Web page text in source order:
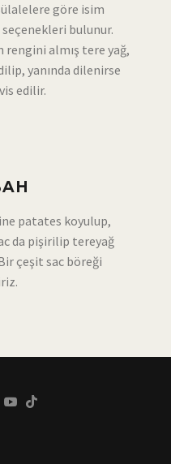
göre isim
bulunur.
rengini almış tere yağ,
yanında dilenirse
edilir.
patates koyulup,
da pişirilip tereyağ
çeşit sac böreği